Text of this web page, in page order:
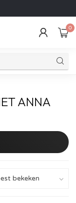
0
ANNA